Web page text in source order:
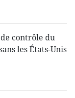
contrôle du
les États-Unis